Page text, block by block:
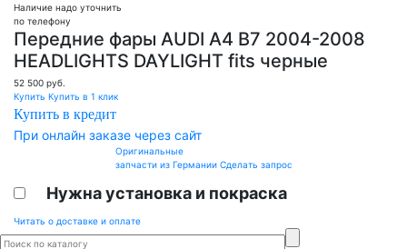
Наличие надо уточнить
по телефону
Передние фары AUDI A4 B7 2004-2008
HEADLIGHTS DAYLIGHT fits черные
52 500 руб.
Купить Купить в 1 клик
Купить в кредит
При онлайн заказе через сайт
Оригинальные
запчасти из Германии Сделать запрос
Нужна установка и покраска
Читать о доставке и оплате